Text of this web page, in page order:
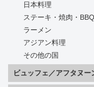
日本料理
ステーキ・焼肉・BBQ
ラーメン
アジアン料理
その他の国
ビュッフェ／アフタヌー